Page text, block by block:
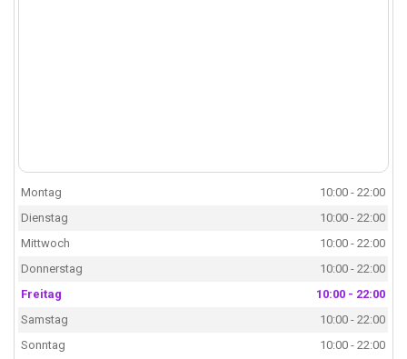
Montag
10:00 - 22:00
Dienstag
10:00 - 22:00
Mittwoch
10:00 - 22:00
Donnerstag
10:00 - 22:00
Freitag
10:00 - 22:00
Samstag
10:00 - 22:00
Sonntag
10:00 - 22:00